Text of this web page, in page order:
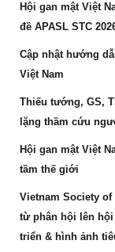
Hội gan mật Việt
đề APASL STC
Cập nhật hướng
Việt Nam
Thiếu tướng, GS,
lặng thầm cứu
Hội gan mật Việt
tầm thế giới
Vietnam Society of
từ phân hội lên
triển & hình ảnh